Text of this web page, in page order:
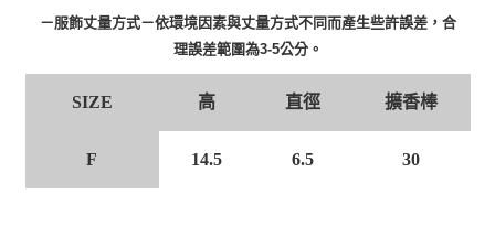
－服飾丈量方式－依環境因素與丈量方式不同而產生些許誤差，合
理誤差範圍為3-5公分。
SIZE 高 直徑 擴香棒
F 14.5 6.5 30